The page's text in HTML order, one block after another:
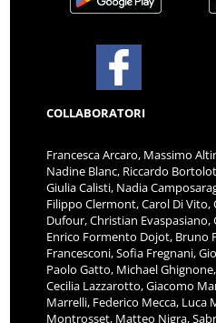
COLLABORATORI
Francesca Arcaro, Massimo
Nadine Blanc, Riccardo
Giulia Calisti, Nadia
Filippo Clermont, Carol Di Vito,
Dufour, Christian Evaspasiano,
Enrico Formento Dojot, Bruno
Francesconi, Sofia Fregnani,
Paolo Gatto, Michael
Cecilia Lazzarotto, Giacomo
Marrelli, Federico Mecca, Luca
Montrosset, Matteo Nigra,